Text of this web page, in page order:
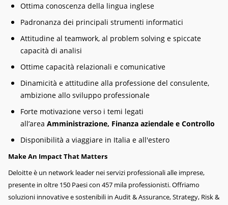
Ottima conoscenza della lingua inglese
Padronanza dei principali strumenti informatici
Attitudine al teamwork, al problem solving e spiccate
capacità di analisi
Ottime capacità relazionali e comunicative
Dinamicità e attitudine alla professione del consulente,
ambizione allo sviluppo professionale
Forte motivazione verso i temi legati
all’area Amministrazione, Finanza aziendale e Controllo
Disponibilità a viaggiare in Italia e all'estero
Make An Impact That Matters
Deloitte è un network leader nei servizi professionali alle imprese,
presente in oltre 150 Paesi con 457 mila professionisti. Offriamo
soluzioni innovative e sostenibili in Audit & Assurance, Strategy, Risk &